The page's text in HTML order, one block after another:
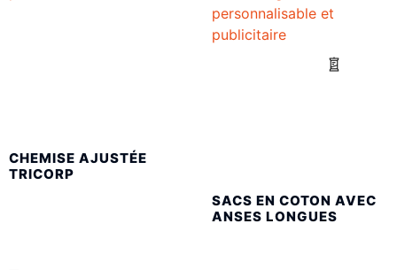
CHEMISE AJUSTÉE
TRICORP
SACS EN COTON AVEC
ANSES LONGUES